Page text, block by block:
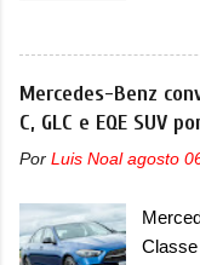
uma
onde
malas.
de
da
ano/
airbag
Mercedes-Benz
C, GLC e EQE SUV
Por Luis Noal agosto